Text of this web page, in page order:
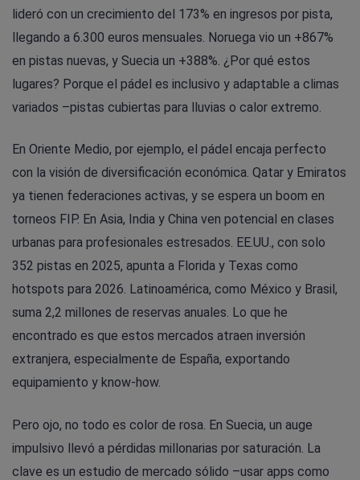
lideró con un crecimiento del 173% en ingresos por pista,
llegando a 6.300 euros mensuales. Noruega vio un +867%
en pistas nuevas, y Suecia un +388%. ¿Por qué estos
lugares? Porque el pádel es inclusivo y adaptable a climas
variados –pistas cubiertas para lluvias o calor extremo.
En Oriente Medio, por ejemplo, el pádel encaja perfecto
con la visión de diversificación económica. Qatar y Emiratos
ya tienen federaciones activas, y se espera un boom en
torneos FIP. En Asia, India y China ven potencial en clases
urbanas para profesionales estresados. EE.UU., con solo
352 pistas en 2025, apunta a Florida y Texas como
hotspots para 2026. Latinoamérica, como México y Brasil,
suma 2,2 millones de reservas anuales. Lo que he
encontrado es que estos mercados atraen inversión
extranjera, especialmente de España, exportando
equipamiento y know-how.
Pero ojo, no todo es color de rosa. En Suecia, un auge
impulsivo llevó a pérdidas millonarias por saturación. La
clave es un estudio de mercado sólido –usar apps como